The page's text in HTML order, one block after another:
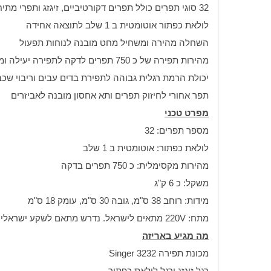
32 סוגי תפרים כולל תפרים דקורטיביים, זיגזג ותפרי מתיחה
לולאת כפתור אוטומטית ב 1 שלב לתוצאה אחידה
השחלה מהירה ומשחיל מחט מובנה לנוחות תפעול
מהירות תפירה של כ 750 תפרים לדקה לתפירה יעילה ומהירה
יכולת הרמת רגלית גבוהה לתפירת בדים עבים וריבוי
תפר אחורי לחיזוק תפרים ותא אחסון מובנה לאביזרים
מפרט טכני
מספר תפרים: 32
לולאת כפתור: אוטומטית ב 1 שלב
מהירות מקסימלית: כ 750 תפרים בדקה
משקל: כ 6 ק"ג
מידות: רוחב 38 ס"מ, גובה 30 ס"מ, עומק 18 ס"מ
מתח: 220V מתאים לישראל. נדרש מתאם לשקע ישראלי
מה מגיע באריזה
מכונת תפירה Singer 3232